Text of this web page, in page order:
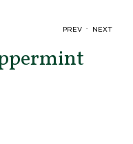
PREV NEXT